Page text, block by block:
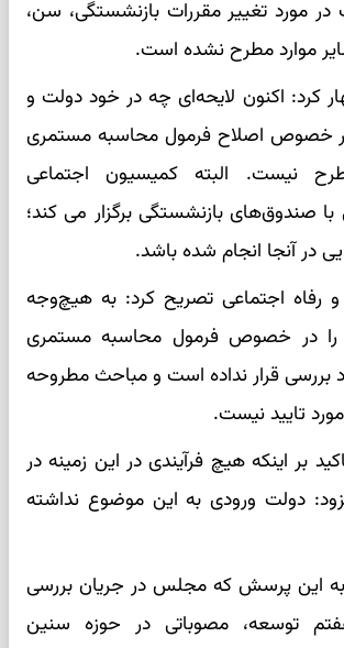
در مورد تغییر مقررات بازنشستگی، سن،
موارد مطرح نشده است.
کرد: اکنون لایحه‌ای چه در خود دولت و
خصوص اصلاح فرمول محاسبه مستمری
نیست. البته کمیسیون اجتماعی
صندوق‌های بازنشستگی برگزار می کند؛
در آنجا انجام شده باشد.
و رفاه اجتماعی تصریح کرد: به هیچ‌وجه
را در خصوص فرمول محاسبه مستمری
بررسی قرار نداده است و مباحث مطروحه
تایید نیست.
بر اینکه هیچ فرآیندی در این زمینه در
دولت ورودی به این موضوع نداشته
این پرسش که مجلس در جریان بررسی
توسعه، مصوباتی در حوزه سنین